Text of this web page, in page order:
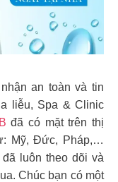
an toàn và tin
liễu, Spa & Clinic
đã có mặt trên thị
Mỹ, Đức, Pháp,…
luôn theo dõi và
Chúc bạn có một